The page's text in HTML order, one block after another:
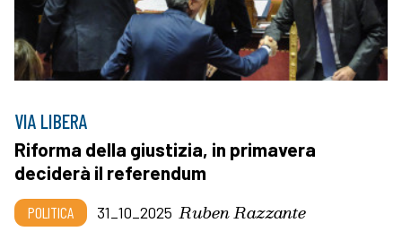
VIA LIBERA
Riforma della giustizia, in primavera
deciderà il referendum
POLITICA 31_10_2025 Ruben Razzante